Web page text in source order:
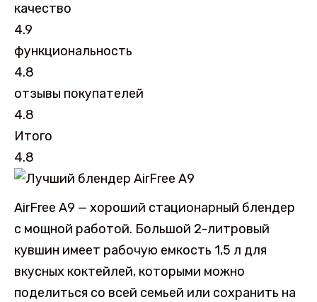
качество
4.9
функциональность
4.8
отзывы покупателей
4.8
Итого
4.8
AirFree A9 — хороший стационарный блендер
с мощной работой. Большой 2-литровый
кувшин имеет рабочую емкость 1,5 л для
вкусных коктейлей, которыми можно
поделиться со всей семьей или сохранить на